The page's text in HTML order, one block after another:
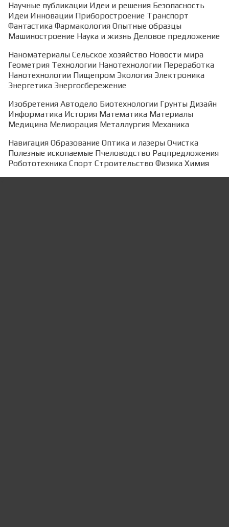
Научные публикации Идеи и решения Безопасность
Идеи Инновации Приборостроение Транспорт
Фантастика Фармакология Опытные образцы
Машиностроение Наука и жизнь Деловое предложение
Наноматериалы Сельское хозяйство Новости мира
Геометрия Технологии Нанотехнологии Переработка
Нанотехнологии Пищепром Экология Электроника
Энергетика Энергосбережение
Изобретения Автодело Биотехнологии Грунты Дизайн
Информатика История Математика Материалы
Медицина Мелиорация Металлургия Механика
Навигация Образование Оптика и лазеры Очистка
Полезные ископаемые Пчеловодство Рацпредложения
Робототехника Спорт Строительство Физика Химия